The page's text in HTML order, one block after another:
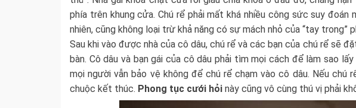
phía trên khung cửa. Chú rể phải mất khá nhiều công sức suy
nhiên, cũng không loại trừ khả năng có sự mách nhỏ của “tay trong”
Sau khi vào được nhà của cô dâu, chú rể và các bạn của chú rể sẽ
bàn. Cô dâu và bạn gái của cô dâu phải tìm mọi cách để làm sao
mọi người vẫn bảo vệ không để chú rể chạm vào cô dâu. Nếu
chuộc kết thúc. Phong tục cưới hỏi này cũng vô cùng thú vị phải